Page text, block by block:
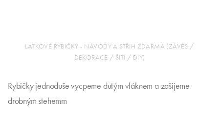
LÁTKOVÉ RYBIČKY - NÁVODY A STŘIH ZDARMA (ZÁVĚS /
DEKORACE / ŠITÍ / DIY)
Rybičky jednoduše vycpeme dutým vláknem a zašijeme
drobným stehemm